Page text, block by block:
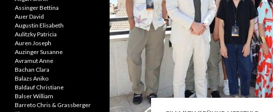
Assinger Bettina
Auer David
Augustin Elisabeth
Aulitzky Patricia
Auren Joseph
Auzinger Susanne
Avramut Anne
Bachan Clara
Balazs Aniko
Baldauf Christiane
Balser William
Barreto Chris & Grassberger